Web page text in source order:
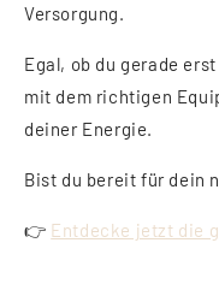
Versorgung.
Egal, ob du gerade
mit dem richtigen
deiner Energie.
Bist du bereit für dein
👉 Entdecke jetzt die